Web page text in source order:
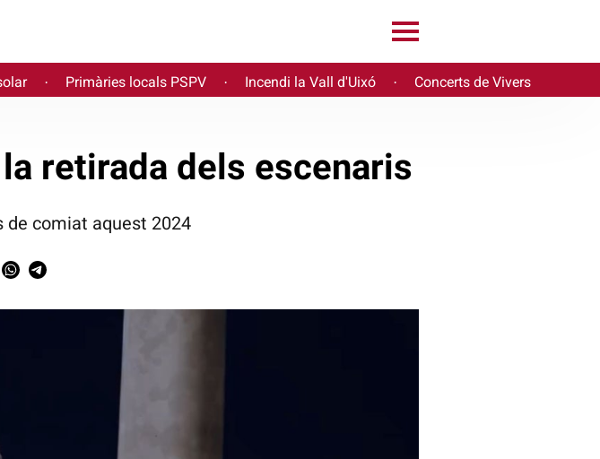
· Primàries locals PSPV · Incendi la Vall d'Uixó · Concerts de Vivers
retirada dels escenaris
de comiat aquest 2024